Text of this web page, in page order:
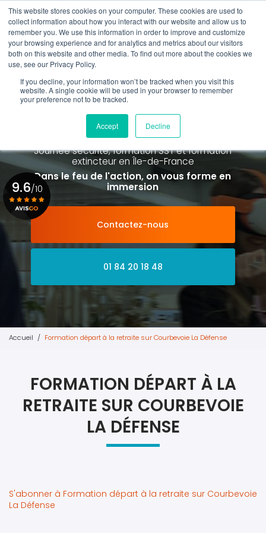
This website stores cookies on your computer. These cookies are used to
collect information about how you interact with our website and allow us to
remember you. We use this information in order to improve and customize
your browsing experience and for analytics and metrics about our visitors
both on this website and other media. To find out more about the cookies we
use, see our Privacy Policy.
If you decline, your information won’t be tracked when you visit this
website. A single cookie will be used in your browser to remember
your preference not to be tracked.
Accept Decline
Aller
au
contenu
principal
01 84 20 18 48
Rappel gratuit
Spécialiste de la formation SST et
de la Formation Incendie
à Paris La Défense depuis 2015
Journée sécurité, formation SST et formation
extincteuren Île-de-France
Dans le feu de l'action, on vous forme en
immersion
Contactez-nous
01 84 20 18 48
9.6/10
Voir le certificat
Accueil Formation départ à la retraite sur Courbevoie La Défense
FORMATION DÉPART À LA
RETRAITE SUR COURBEVOIE
LA DÉFENSE
S'abonner à Formation départ à la retraite sur Courbevoie
La Défense